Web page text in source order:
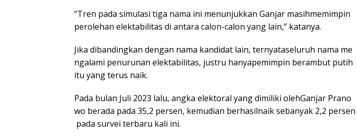
“Tren pada simulasi tiga nama ini menunjukkan Ganjar masihmemimpin
perolehan elektabilitas di antara calon-calon yang lain,” katanya.
Jika dibandingkan dengan nama kandidat lain, ternyataseluruh nama me
ngalami penurunan elektabilitas, justru hanyapemimpin berambut putih
itu yang terus naik.
Pada bulan Juli 2023 lalu, angka elektoral yang dimiliki olehGanjar Prano
wo berada pada 35,2 persen, kemudian berhasilnaik sebanyak 2,2 persen
pada survei terbaru kali ini.